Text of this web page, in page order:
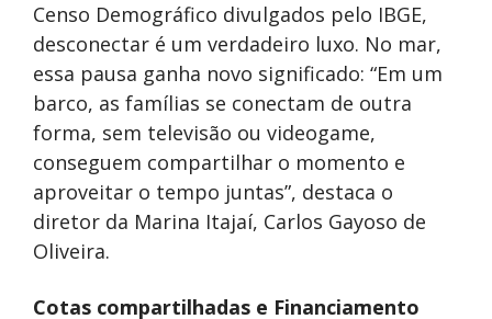
Censo Demográfico divulgados pelo IBGE,
desconectar é um verdadeiro luxo. No mar,
essa pausa ganha novo significado: “Em um
barco, as famílias se conectam de outra
forma, sem televisão ou videogame,
conseguem compartilhar o momento e
aproveitar o tempo juntas”, destaca o
diretor da Marina Itajaí, Carlos Gayoso de
Oliveira.
Cotas compartilhadas e Financiamento